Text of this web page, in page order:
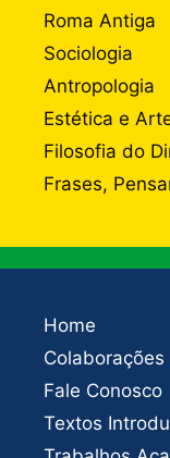
Roma Antiga
Sociologia
Antropologia
Estética e
Filosofia do
Frases,
Home
Colaborações
Fale Conosco
Textos